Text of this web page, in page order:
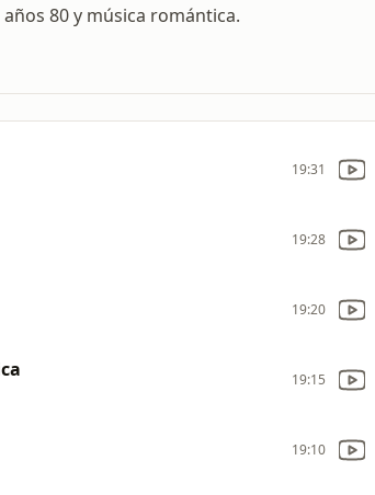
80 y música romántica.
19:31
19:28
19:20
19:15
19:10